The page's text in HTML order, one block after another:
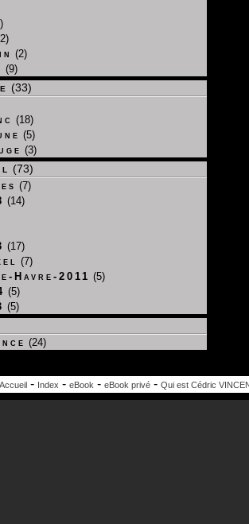
(2)
(9)
(33)
(18)
(5)
(3)
(73)
(7)
(14)
(17)
(7)
Havre-2011 (5)
(5)
(5)
(24)
Accueil- Index - eBook - eBook privé- Qui est Cédric